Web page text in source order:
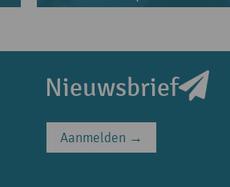
Nieuwsbrief
Aanmelden →